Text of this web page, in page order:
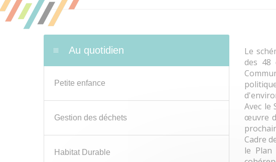
Au quotidien
Petite enfance
Gestion des déchets
Habitat Durable
Le
des 48
Avec
œuvre
Cadre
le Plan